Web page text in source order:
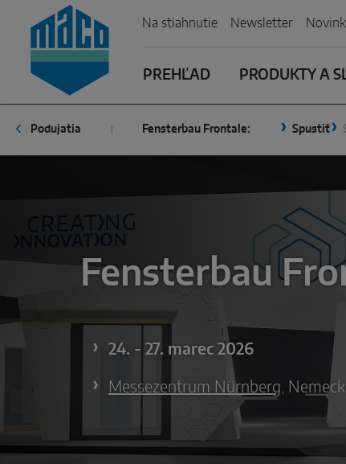
Zum Inhalt
Zum Inhaltsverzeichnis
Zur Hautpnavigation
Na stiahnutie Newsletter
PREHĽAD PRODUKTY A
Podujatia Fensterbau Frontale: Spustiť
Fensterbau
24. - 27. marec 2026
Messezentrum Nürnberg,